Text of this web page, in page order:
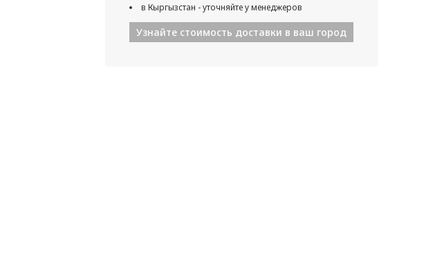
в Кыргызстан - уточняйте у менеджеров
Узнайте стоимость доставки в ваш город